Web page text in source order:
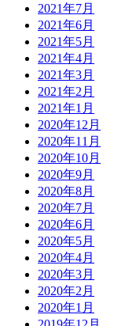
2021年7月
2021年6月
2021年5月
2021年4月
2021年3月
2021年2月
2021年1月
2020年12月
2020年11月
2020年10月
2020年9月
2020年8月
2020年7月
2020年6月
2020年5月
2020年4月
2020年3月
2020年2月
2020年1月